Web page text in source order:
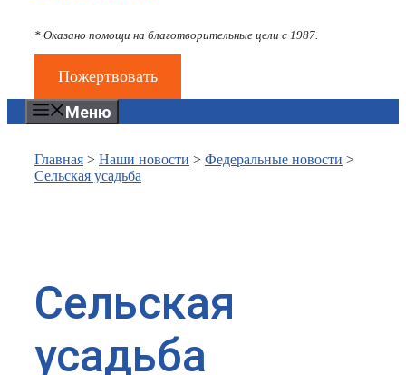
* Оказано помощи на благотворительные цели с 1987.
Пожертвовать
Меню
Главная > Наши новости > Федеральные новости >
Сельская усадьба
Сельская
усадьба